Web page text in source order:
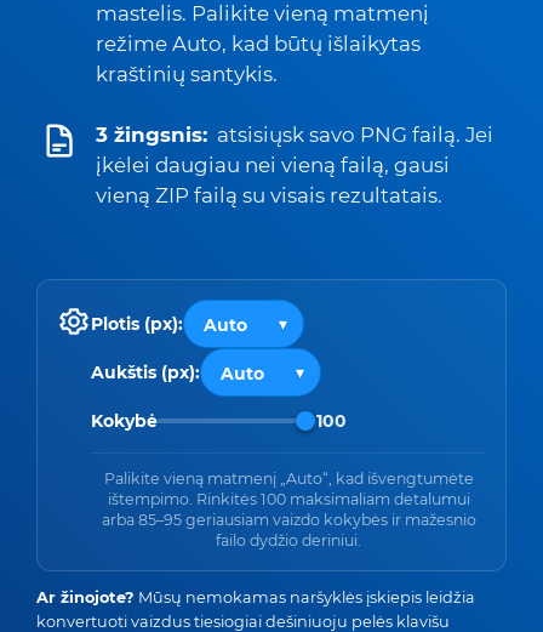
mastelis. Palikite vieną matmenį
režime Auto, kad būtų išlaikytas
kraštinių santykis.
3 žingsnis: atsisiųsk savo PNG failą. Jei
įkėlei daugiau nei vieną failą, gausi
vieną ZIP failą su visais rezultatais.
Plotis (px):
Aukštis (px):
Kokybė 100
Palikite vieną matmenį „Auto“, kad išvengtumėte
ištempimo. Rinkitės 100 maksimaliam detalumui
arba 85–95 geriausiam vaizdo kokybės ir mažesnio
failo dydžio deriniui.
Ar žinojote? Mūsų nemokamas naršyklės įskiepis leidžia
konvertuoti vaizdus tiesiogiai dešiniuoju pelės klavišu